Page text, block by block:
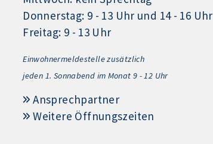
Donnerstag: 9 - 13 Uhr und 14 - 16 Uhr
Freitag: 9 - 13 Uhr
Einwohnermeldestelle zusätzlich
jeden 1. Sonnabend im Monat 9 - 12 Uhr
Ansprechpartner
Weitere Öffnungszeiten